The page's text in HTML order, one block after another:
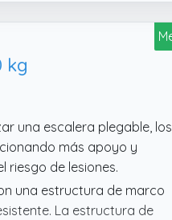
kg
una escalera plegable, los
más apoyo y
riesgo de lesiones.
una estructura de marco
La estructura de